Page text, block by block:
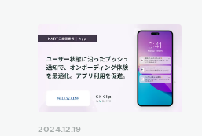
2024.12.19